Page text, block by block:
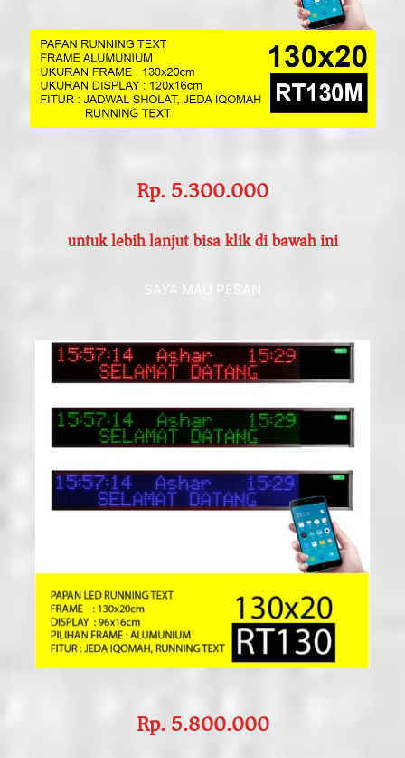
Rp. 5.300.000
untuk lebih lanjut bisa klik di bawah ini
SAYA MAU PESAN
Rp. 5.800.000